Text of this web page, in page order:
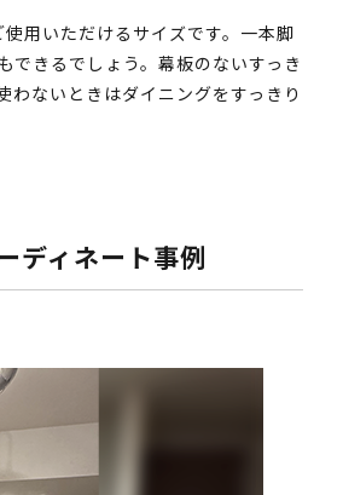
用いただけるサイズです。一本脚
できるでしょう。幕板のないすっき
わないときはダイニングをすっきり
ディネート事例